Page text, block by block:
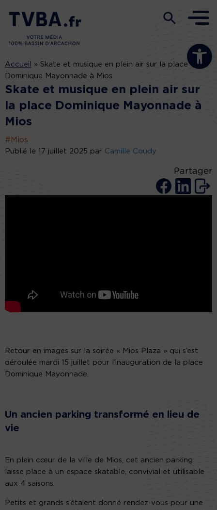
Ouvrir la
Accueil » Skate et musique en plein air sur la place
Dominique Mayonnade à Mios
Skate et musique en plein air sur
la place Dominique Mayonnade à
Mios
#Mios
Publié le 17 juillet 2025 par Camille Coudy
Partager
Retour en images sur la soirée « Mios Plaza » qui s’est
déroulée mardi 15 juillet pour l’inauguration de la place
Dominique Mayonnade.
Un ancien parking transformé en lieu de
vie
En plein cœur de la ville de Mios, cet ancien parking
laisse place à un espace skatable, convivial et utilisable
aux 4 saisons.
Petits et grands s’étaient donné rendez-vous pour une